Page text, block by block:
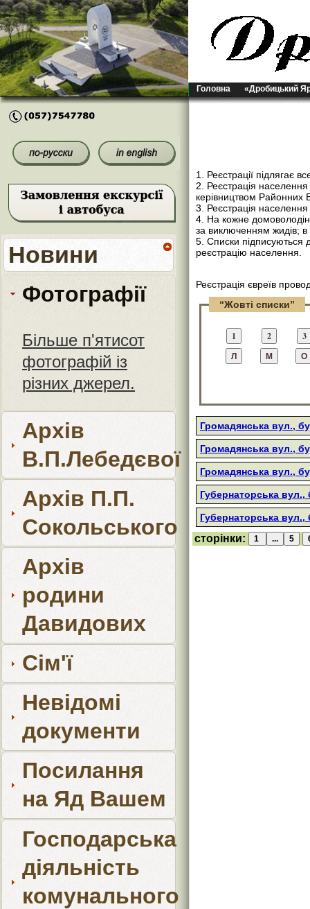
Головна «Дробицький
Новини
Фотографії
Більше п'ятисот
фотографій із
різних джерел.
Архів
В.П.Лебедєвої
Архів П.П.
Сокольського
Архів
родини
Давидових
Сім'ї
Невідомі
документи
Посилання
на Яд Вашем
Господарська
діяльність
комунального
1. Реєстрації підлягає
2. Реєстрація
керівництвом Районних
3. Реєстрація
4. На кожне
за виключенням жидів; в
5. Списки підписуються
реєстрацію населення.
Реєстрація євреїв
“Жовті списки”
Громадянська вул.,
Громадянська вул.,
Громадянська вул.,
Губернаторська вул.,
Губернаторська вул.,
сторінки: